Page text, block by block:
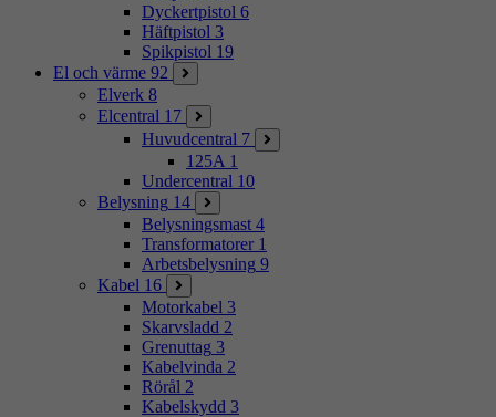
Dyckertpistol 6
Häftpistol 3
Spikpistol 19
El och värme 92
Elverk 8
Elcentral 17
Huvudcentral 7
125A 1
Undercentral 10
Belysning 14
Belysningsmast 4
Transformatorer 1
Arbetsbelysning 9
Kabel 16
Motorkabel 3
Skarvsladd 2
Grenuttag 3
Kabelvinda 2
Rörål 2
Kabelskydd 3